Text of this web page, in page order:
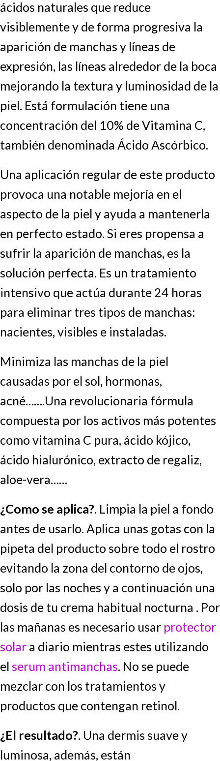
ácidos naturales que reduce
visiblemente y de forma progresiva la
aparición de manchas y líneas de
expresión, las líneas alrededor de la boca
mejorando la textura y luminosidad de la
piel. Está formulación tiene una
concentración del 10% de Vitamina C,
también denominada Ácido Ascórbico.
Una aplicación regular de este producto
provoca una notable mejoría en el
aspecto de la piel y ayuda a mantenerla
en perfecto estado. Si eres propensa a
sufrir la aparición de manchas, es la
solución perfecta. Es un tratamiento
intensivo que actúa durante 24 horas
para eliminar tres tipos de manchas:
nacientes, visibles e instaladas.
Minimiza las manchas de la piel
causadas por el sol, hormonas,
acné…….Una revolucionaria fórmula
compuesta por los activos más potentes
como vitamina C pura, ácido kójico,
ácido hialurónico, extracto de regaliz,
aloe-vera……
¿Como se aplica?. Limpia la piel a fondo
antes de usarlo. Aplica unas gotas con la
pipeta del producto sobre todo el rostro
evitando la zona del contorno de ojos,
solo por las noches y a continuación una
dosis de tu crema habitual nocturna . Por
las mañanas es necesario usar protector
solar a diario mientras estes utilizando
el serum antimanchas. No se puede
mezclar con los tratamientos y
productos que contengan retinol.
¿El resultado?. Una dermis suave y
luminosa, además, están